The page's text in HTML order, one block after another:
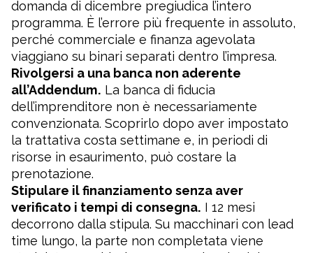
domanda di dicembre pregiudica l’intero
programma. È l’errore più frequente in assoluto,
perché commerciale e finanza agevolata
viaggiano su binari separati dentro l’impresa.
Rivolgersi a una banca non aderente
all’Addendum. La banca di fiducia
dell’imprenditore non è necessariamente
convenzionata. Scoprirlo dopo aver impostato
la trattativa costa settimane e, in periodi di
risorse in esaurimento, può costare la
prenotazione.
Stipulare il finanziamento senza aver
verificato i tempi di consegna. I 12 mesi
decorrono dalla stipula. Su macchinari con lead
time lungo, la parte non completata viene